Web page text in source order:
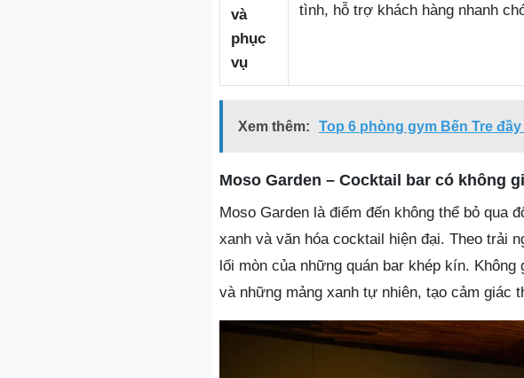
và
phục
vụ
tình, hỗ trợ khách hàng nhanh
Xem thêm: Top 6 phòng gym Bến Tre
Moso Garden – Cocktail bar có không
Moso Garden là điểm đến không thể bỏ
xanh và văn hóa cocktail hiện đại. Theo trải
lối mòn của những quán bar khép kín.
và những mảng xanh tự nhiên, tạo cảm giác